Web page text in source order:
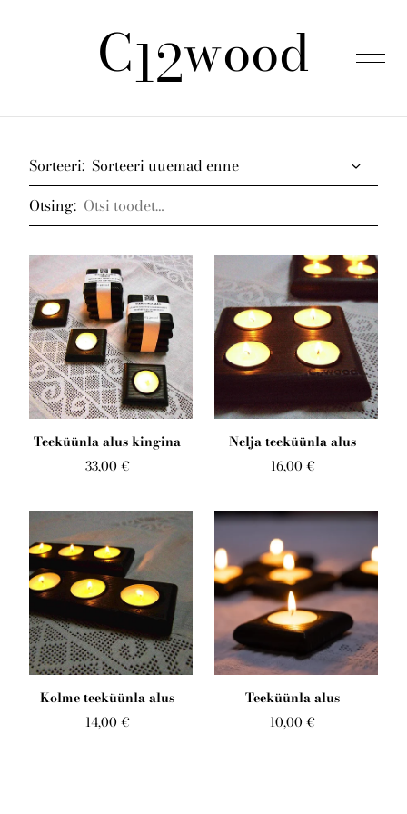
lisati ostukorvi. Vaata ostukorvi
Tooted
Kinkepakid
Meist
KKK
C12wood
Sorteeri:
Otsing:
Teeküünla alus kingina
33,00 €
Nelja teeküünla alus
16,00 €
Kolme teeküünla alus
14,00 €
Teeküünla alus
10,00 €